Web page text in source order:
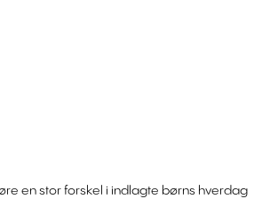
en stor forskel i indlagte børns hverdag